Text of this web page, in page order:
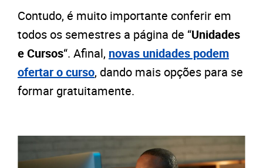
Contudo, é muito importante conferir em
todos os semestres a página de “Unidades
e Cursos“. Afinal, novas unidades podem
ofertar o curso, dando mais opções para se
formar gratuitamente.